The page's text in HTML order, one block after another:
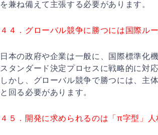
を兼ね備えて主張する必要があります。
４４．グローバル競争に勝つには国際ル
日本の政府や企業は一般に、国際標準化
スタンダード決定プロセスに戦略的に対
しかし、グローバル競争で勝つには、主
と回る必要があります。
４５．開発に求められるのは「π字型」人